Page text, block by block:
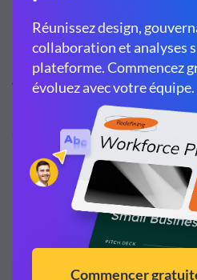
Un tableau ou un graphique
facile à comprendre et
intéressantes pour le public. Si
des graphiques amusants
blagues que personne ne
résonnera en vous.
Graphique